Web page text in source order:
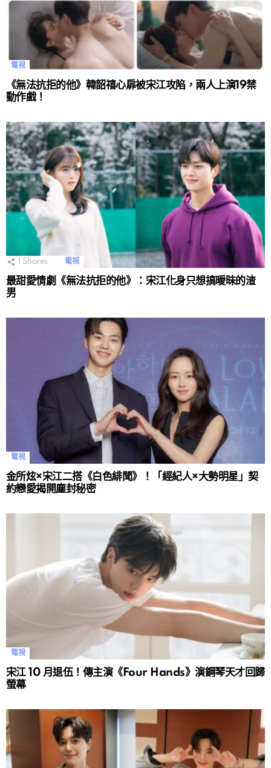
電視
《無法抗拒的他》韓韶禧心扉被宋江攻陷，兩人上演19禁
動作戲！
Shares 電視
最甜愛情劇《無法抗拒的他》：宋江化身只想搞曖昧的渣
男
電視
金所炫×宋江二搭《白色緋聞》！「經紀人×大勢明星」契
約戀愛揭開塵封秘密
電視
宋江 10 月退伍！傳主演《Four Hands》演鋼琴天才回歸
螢幕